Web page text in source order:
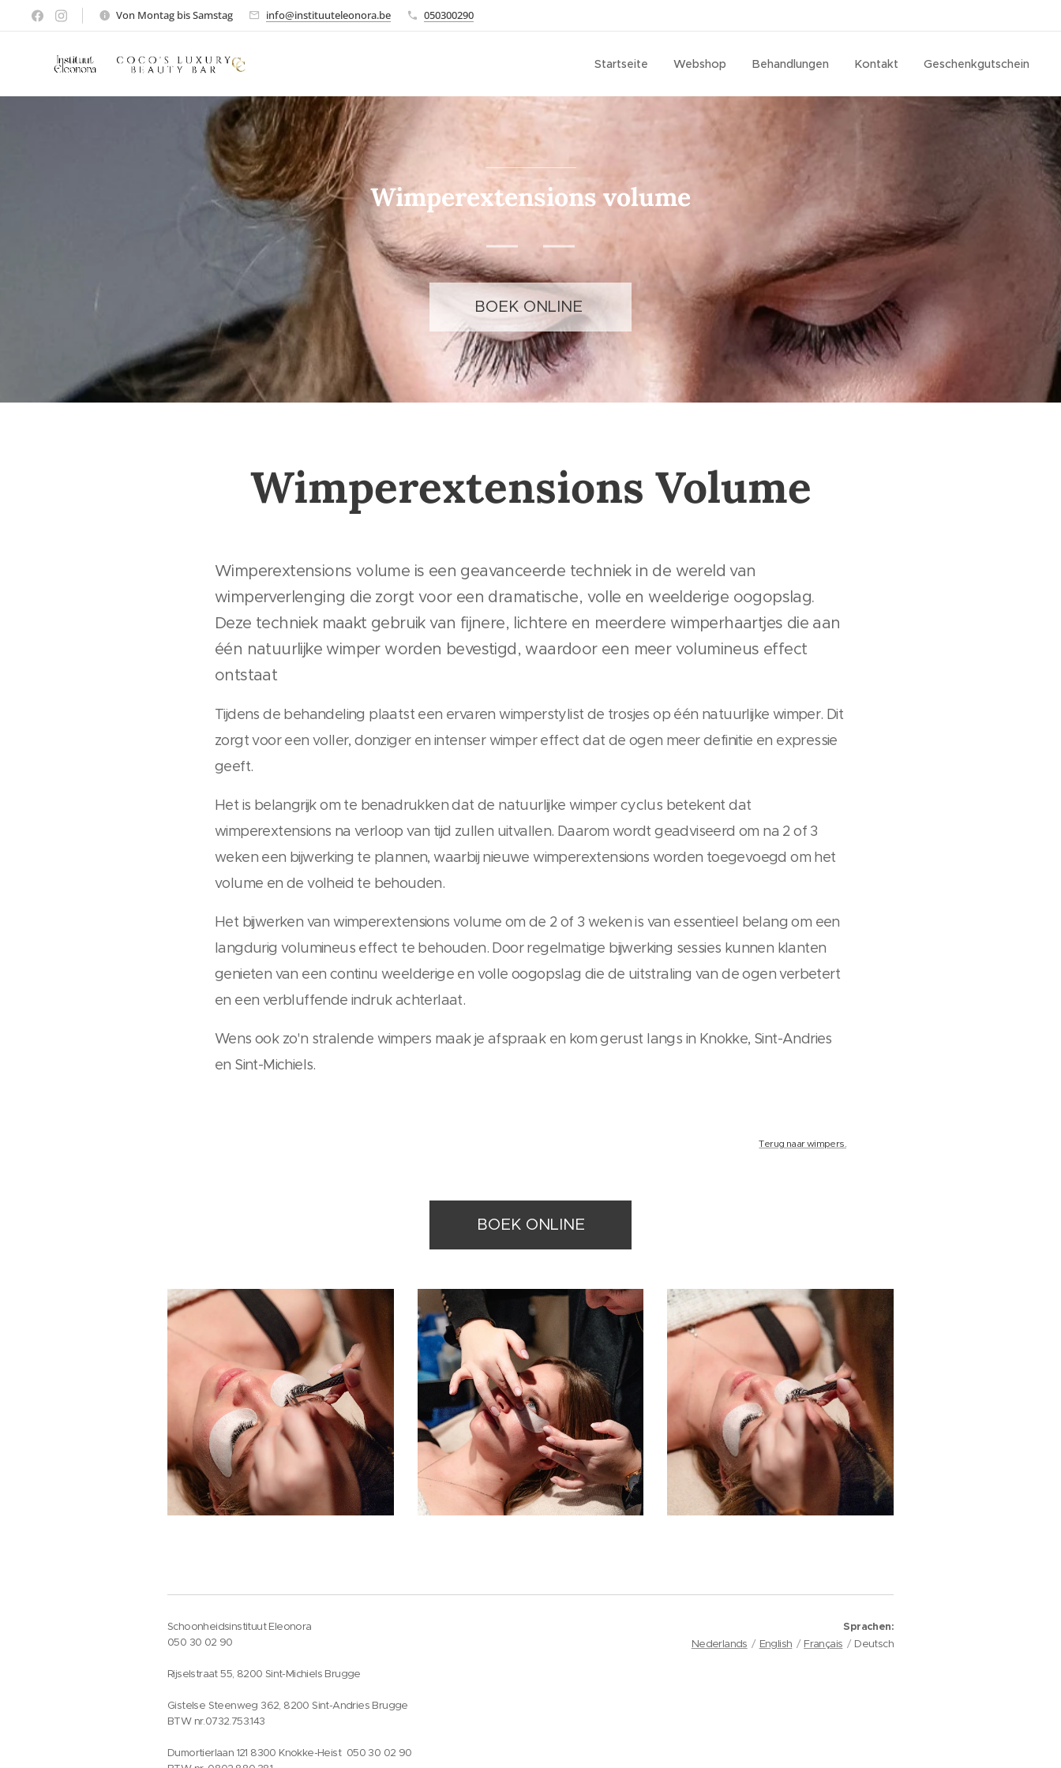
Von Montag bis Samstag info@instituuteleonora.be 050300290
Startseite Webshop Behandlungen Kontakt Geschenkgutschein
Wimperextensions volume
BOEK ONLINE
Wimperextensions Volume
Wimperextensions volume is een geavanceerde techniek in de wereld van
wimperverlenging die zorgt voor een dramatische, volle en weelderige oogopslag.
Deze techniek maakt gebruik van fijnere, lichtere en meerdere wimperhaartjes die aan
één natuurlijke wimper worden bevestigd, waardoor een meer volumineus effect
ontstaat
Tijdens de behandeling plaatst een ervaren wimperstylist de trosjes op één natuurlijke wimper. Dit
zorgt voor een voller, donziger en intenser wimper effect dat de ogen meer definitie en expressie
geeft.
Het is belangrijk om te benadrukken dat de natuurlijke wimper cyclus betekent dat
wimperextensions na verloop van tijd zullen uitvallen. Daarom wordt geadviseerd om na 2 of 3
weken een bijwerking te plannen, waarbij nieuwe wimperextensions worden toegevoegd om het
volume en de volheid te behouden.
Het bijwerken van wimperextensions volume om de 2 of 3 weken is van essentieel belang om een
langdurig volumineus effect te behouden. Door regelmatige bijwerking sessies kunnen klanten
genieten van een continu weelderige en volle oogopslag die de uitstraling van de ogen verbetert
en een verbluffende indruk achterlaat.
Wens ook zo'n stralende wimpers maak je afspraak en kom gerust langs in Knokke, Sint-Andries
en Sint-Michiels.
Terug naar wimpers.
BOEK ONLINE
Schoonheidsinstituut Eleonora
050 30 02 90
Rijselstraat 55, 8200 Sint-Michiels Brugge
Gistelse Steenweg 362, 8200 Sint-Andries Brugge
BTW nr.0732.753.143
Dumortierlaan 121 8300 Knokke-Heist 050 30 02 90
Sprachen
Nederlands
English Français Deutsch